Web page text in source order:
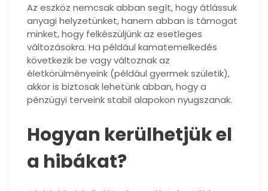
Az eszköz nemcsak abban segít, hogy átlássuk
anyagi helyzetünket, hanem abban is támogat
minket, hogy felkészüljünk az esetleges
változásokra. Ha például kamatemelkedés
következik be vagy változnak az
életkörülményeink (például gyermek születik),
akkor is biztosak lehetünk abban, hogy a
pénzügyi terveink stabil alapokon nyugszanak.
Hogyan kerülhetjük el
a hibákat?